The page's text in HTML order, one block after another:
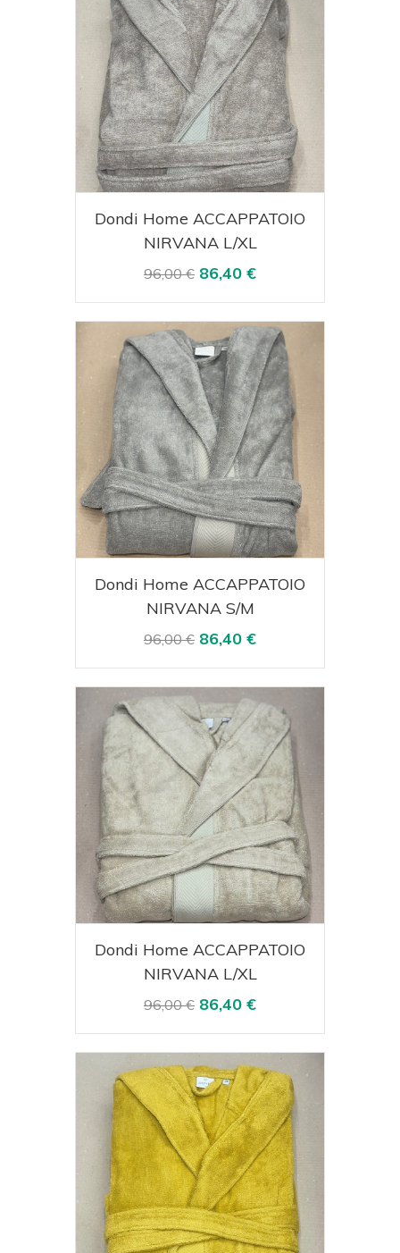
Acquista Visualizza
Dondi Home ACCAPPATOIO
NIRVANA L/XL
96,00 € 86,40 €
Acquista Visualizza
Dondi Home ACCAPPATOIO
NIRVANA S/M
96,00 € 86,40 €
Acquista Visualizza
Dondi Home ACCAPPATOIO
NIRVANA L/XL
96,00 € 86,40 €